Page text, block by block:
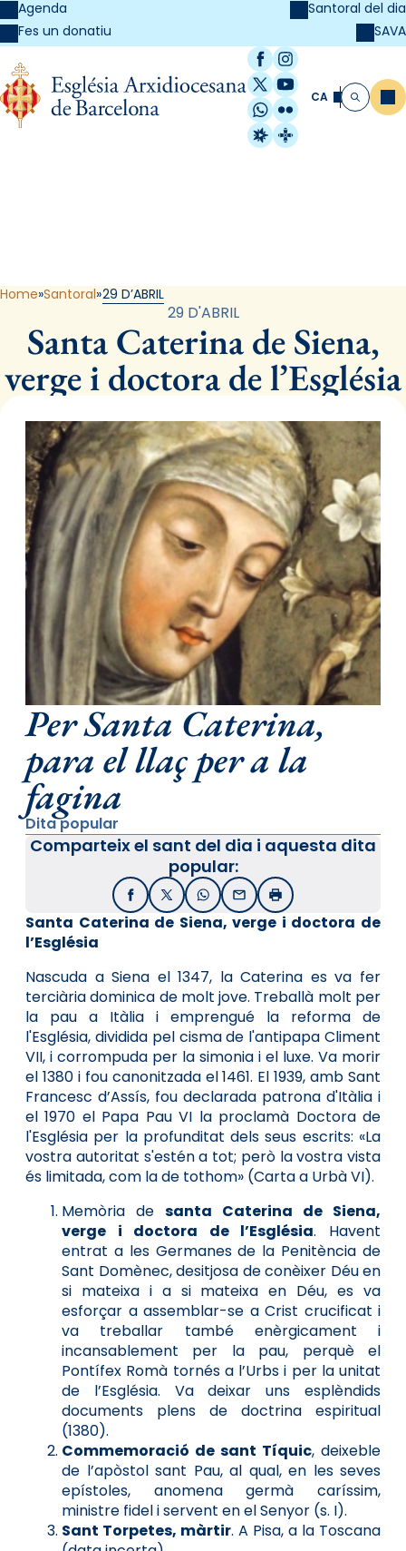
Agenda
Fes un donatiu
Santoral del dia
SAVA
Facebook
Instagram
X / Twitter
YouTube
WhatsApp
Flickr
Radio Estel
Catalunya
CA Cerca
Home Santoral 29 D’ABRIL
29 D'ABRIL
Santa Caterina de Siena,
verge i doctora de l’Església
Per Santa Caterina,
para el llaç per a la
fagina
Dita popular
Comparteix el sant del dia i aquesta dita
popular:
FacebookX / TwitterWhatsApp
EmailImprimir
Santa Caterina de Siena, verge i doctora de
l’Església
Nascuda a Siena el 1347, la Caterina es va fer
terciària dominica de molt jove. Treballà molt per
la pau a Itàlia i emprengué la reforma de
l'Església, dividida pel cisma de l'antipapa Climent
VII, i corrompuda per la simonia i el luxe. Va morir
el 1380 i fou canonitzada el 1461. El 1939, amb Sant
Francesc d’Assís, fou declarada patrona d'Itàlia i
el 1970 el Papa Pau VI la proclamà Doctora de
l'Església per la profunditat dels seus escrits: «La
vostra autoritat s'estén a tot; però la vostra vista
és limitada, com la de tothom» (Carta a Urbà VI).
Memòria de santa Caterina de Siena,
verge i doctora de l’Església. Havent
entrat a les Germanes de la Penitència de
Sant Domènec, desitjosa de conèixer Déu en
si mateixa i a si mateixa en Déu, es va
esforçar a assemblar-se a Crist crucificat i
va treballar també enèrgicament i
incansablement per la pau, perquè el
Pontífex Romà tornés a l’Urbs i per la unitat
de l’Església. Va deixar uns esplèndids
documents plens de doctrina espiritual
(1380).
Commemoració de sant Tíquic, deixeble
de l’apòstol sant Pau, al qual, en les seves
epístoles, anomena germà caríssim,
ministre fidel i servent en el Senyor (s. I).
Sant Torpetes, màrtir. A Pisa, a la Toscana